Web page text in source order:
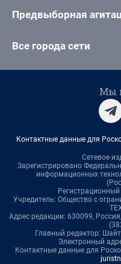
Предвыборная
Все города сети
Мы
Контактные данные для
Сетевое
Зарегистрировано
информационных
Учредитель: Общество с
Адрес редакции: 630099,
Главный редактор:
Электронный
Контактные данные для